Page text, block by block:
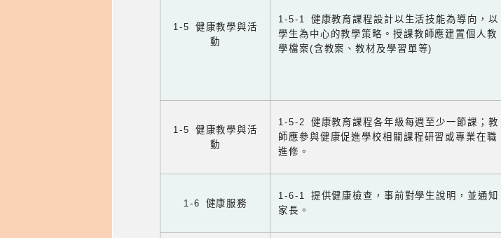
1-5 健康教學與活
動
1-5-1 健康教育課程設計以生活技能為導向，以
學生為中心的教學策略。授課教師應建置個人教
學檔案(含教案、教材及學習單等)
1-5 健康教學與活
動
1-5-2 健康教育課程各年級每週至少一節課；教
師應參與健康促進學校相關課程研習或專業在職
進修。
1-6 健康服務
1-6-1 提供健康檢查，事前對學生說明，並通知
家長。